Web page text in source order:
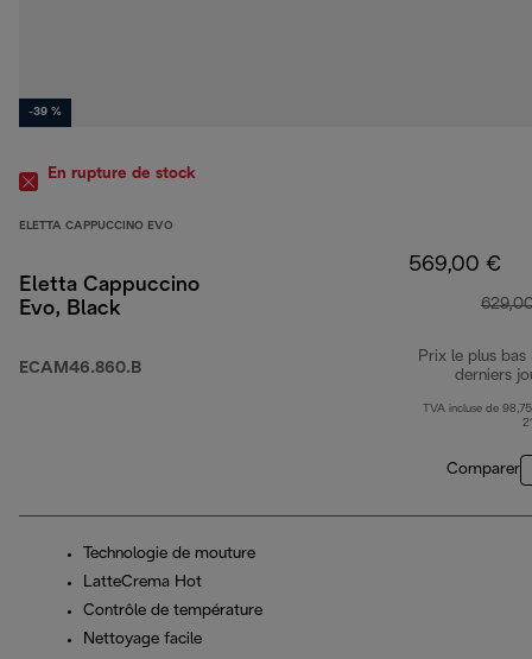
-39 %
En rupture de stock
ELETTA CAPPUCCINO EVO
Eletta Cappuccino
Evo, Black
ECAM46.860.B
569,00 €
Prix le plus bas
derniers
TVA incluse de
Comparer
Technologie de mouture
LatteCrema Hot
Contrôle de température
Nettoyage facile